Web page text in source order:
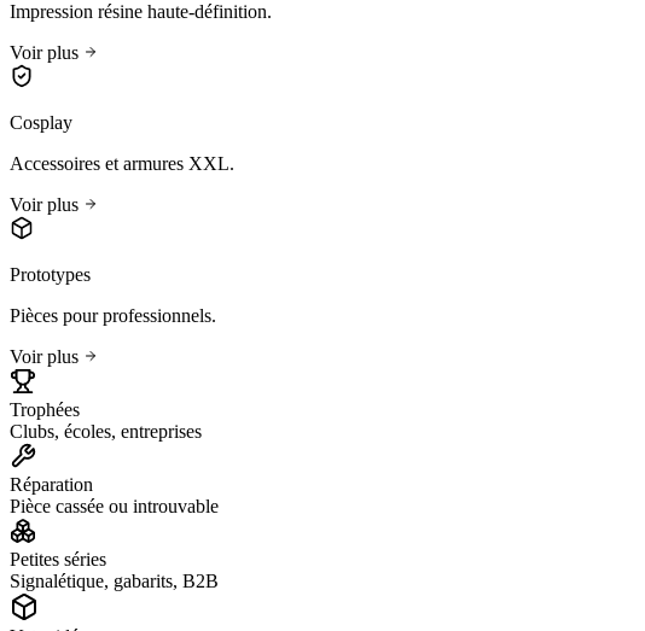
Impression résine haute-définition.
Voir plus
Cosplay
Accessoires et armures XXL.
Voir plus
Prototypes
Pièces pour professionnels.
Voir plus
Trophées
Clubs, écoles, entreprises
Réparation
Pièce cassée ou introuvable
Petites séries
Signalétique, gabarits, B2B